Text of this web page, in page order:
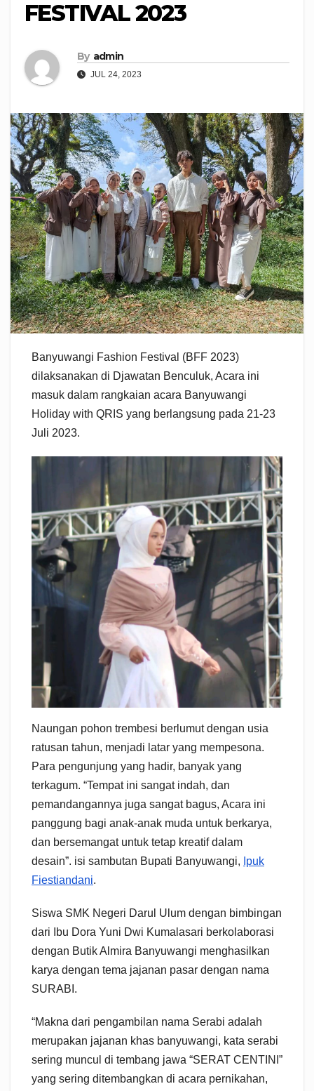
FESTIVAL 2023
By admin
JUL 24, 2023
Banyuwangi Fashion Festival (BFF 2023)
dilaksanakan di Djawatan Benculuk, Acara ini
masuk dalam rangkaian acara Banyuwangi
Holiday with QRIS yang berlangsung pada 21-23
Juli 2023.
Naungan pohon trembesi berlumut dengan usia
ratusan tahun, menjadi latar yang mempesona.
Para pengunjung yang hadir, banyak yang
terkagum. “Tempat ini sangat indah, dan
pemandangannya juga sangat bagus, Acara ini
panggung bagi anak-anak muda untuk berkarya,
dan bersemangat untuk tetap kreatif dalam
desain”. isi sambutan Bupati Banyuwangi, Ipuk
Fiestiandani.
Siswa SMK Negeri Darul Ulum dengan bimbingan
dari Ibu Dora Yuni Dwi Kumalasari berkolaborasi
dengan Butik Almira Banyuwangi menghasilkan
karya dengan tema jajanan pasar dengan nama
SURABI.
“Makna dari pengambilan nama Serabi adalah
merupakan jajanan khas banyuwangi, kata serabi
sering muncul di tembang jawa “SERAT CENTINI”
yang sering ditembangkan di acara pernikahan,